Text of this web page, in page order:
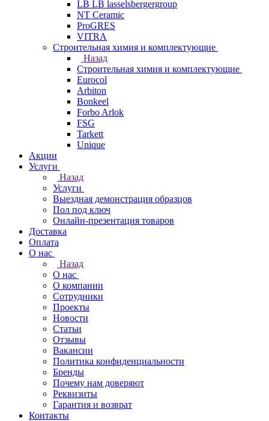
LB LB lasselsbergergroup
NT Ceramic
ProGRES
VITRA
Строительная химия и комплектующие
Назад
Строительная химия и комплектующие
Eurocol
Arbiton
Bonkeel
Forbo Arlok
FSG
Tarkett
Unique
Акции
Услуги
Назад
Услуги
Выездная демонстрация образцов
Пол под ключ
Онлайн-презентация товаров
Доставка
Оплата
О нас
Назад
О нас
О компании
Сотрудники
Проекты
Новости
Статьи
Отзывы
Вакансии
Политика конфиденциальности
Бренды
Почему нам доверяют
Реквизиты
Гарантия и возврат
Контакты